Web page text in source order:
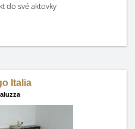
do své aktovky
Italia